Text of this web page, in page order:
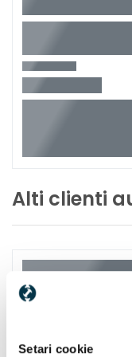
Setari cookie
Functii insurubare /
Sistem electronic
Alti clienti